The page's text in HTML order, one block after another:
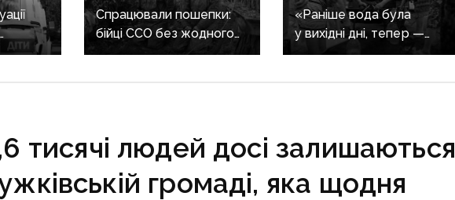
525
Спрацювали пошепки:
бійці ССО без жодного
пострілу взяли в полон
«Раніше вода була
у вихідні дні, тепер —
тільки на свята»:
тисячі людей досі залишаються
громаді, яка щодня